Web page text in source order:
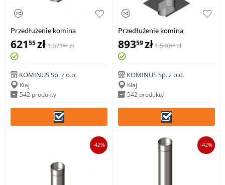
Przedłużenie komina
izolowane owalne 0,5mb
gr.0,8mm
62155zł1.07163 zł
KOMINUS Sp. z o.o.
Kłaj
542 produkty
Przedłużenie komina
izolowane owalne 1mb
gr.0,8mm
89359zł1.54067 zł
KOMINUS Sp. z o.o.
Kłaj
542 produkty
-42% -42%